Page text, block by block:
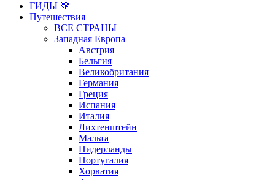
ГИДЫ 🤎
Путешествия
ВСЕ СТРАНЫ
Западная Европа
Австрия
Бельгия
Великобритания
Германия
Греция
Испания
Италия
Лихтенштейн
Мальта
Нидерланды
Португалия
Хорватия